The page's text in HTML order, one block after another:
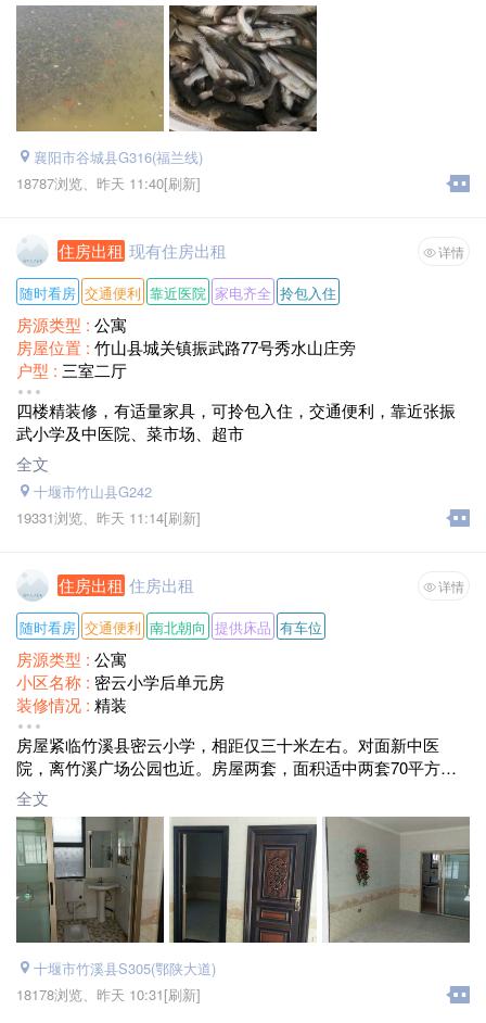
襄阳市谷城县G316(福兰线)
18787浏览、 昨天 11:40[刷新]
住房出租 现有住房出租 详情
随时看房 交通便利 靠近医院 家电齐全 拎包入住
房源类型 : 公寓
房屋位置 : 竹山县城关镇振武路77号秀水山庄旁
户型 : 三室二厅
装修情况 :
租赁方式 :整租
面积 :118
月租金 :
四楼精装修，有适量家具，可拎包入住，交通便利，靠近张振
武小学及中医院、菜市场、超市
全文
十堰市竹山县G242
19331浏览、 昨天 11:14[刷新]
住房出租 住房出租 详情
随时看房 交通便利 南北朝向 提供床品 有车位
房源类型 : 公寓
小区名称 : 密云小学后单元房
装修情况 : 精装
房屋配套 :
面积 :60---70平方米
月租金 :面议
房屋紧临竹溪县密云小学，相距仅三十米左右。对面新中医
院，离竹溪广场公园也近。房屋两套，面积适中两套70平方左
右，有较大活动场地适合带小孩玩耍或者老年人锻炼身体。自
有大院子停车十分方便，院子水泥硬化路面。日常生活十分便
利，周围能购买农家菜。
全文
十堰市竹溪县S305(鄂陕大道)
18178浏览、 昨天 10:31[刷新]